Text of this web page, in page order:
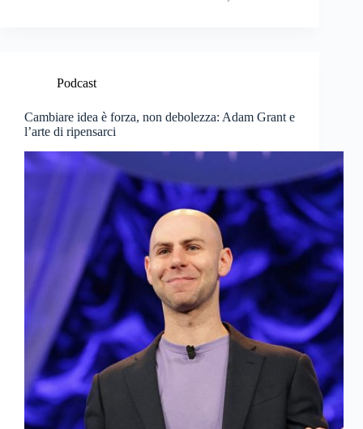
Podcast
Cambiare idea è forza, non debolezza: Adam Grant e
l’arte di ripensarci